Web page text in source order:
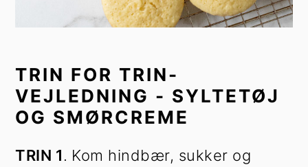
TRIN FOR TRIN-
VEJLEDNING - SYLTETØJ
OG SMØRCREME
TRIN 1. Kom hindbær, sukker og